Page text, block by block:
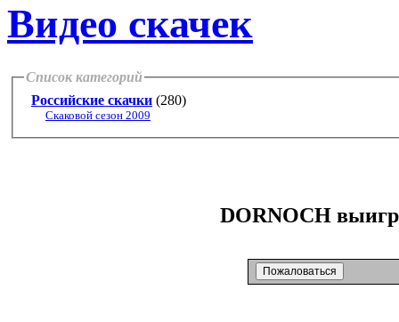
Видео скачек
Список категорий
Российские скачки (280)
Скаковой сезон 2009
DORNOCH
Пожаловаться